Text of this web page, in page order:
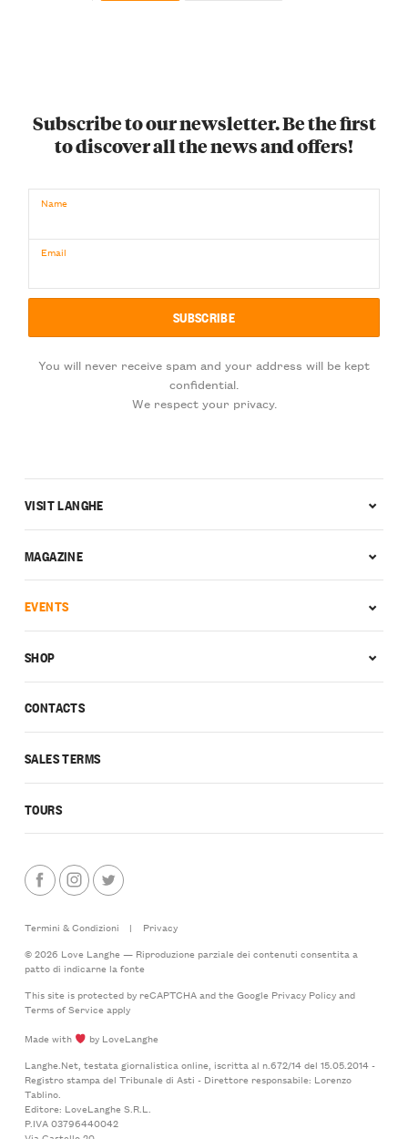
Subscribe to our newsletter. Be the first
to discover all the news and offers!
Name
Email
You will never receive spam and your address will be kept
confidential.
We respect your privacy.
CONTACTS
SALES TERMS
TOURS
VISIT LANGHE
MAGAZINE
EVENTS
SHOP
Termini & Condizioni |
Privacy
© 2026 Love Langhe — Riproduzione parziale dei contenuti consentita a
patto di indicarne la fonte
This site is protected by reCAPTCHA and the Google Privacy Policyand
Terms of Serviceapply
Made with
by LoveLanghe
Langhe.Net, testata giornalistica online, iscritta al n.672/14 del 15.05.2014 -
Registro stampa del Tribunale di Asti - Direttore responsabile: Lorenzo
Tablino.
Editore: LoveLanghe S.R.L.
P.IVA 03796440042